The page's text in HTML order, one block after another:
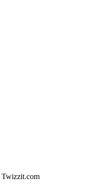
Twizzit.com